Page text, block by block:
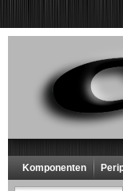
Komponenten